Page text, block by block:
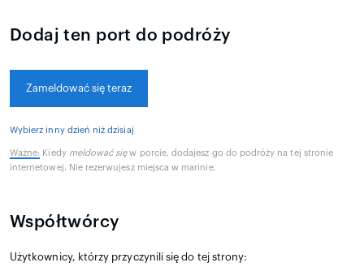
Dodaj ten port do podróży
Zameldować się teraz
Wybierz inny dzień niż dzisiaj
Ważne: Kiedy meldować sięw porcie, dodajesz go do podróży na tej stronie
internetowej. Nie rezerwujesz miejsca w marinie.
Współtwórcy
Użytkownicy, którzy przyczynili się do tej strony: